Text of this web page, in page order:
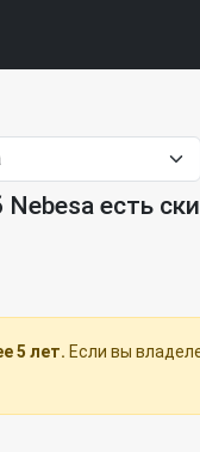
есть
5 лет. Если вы